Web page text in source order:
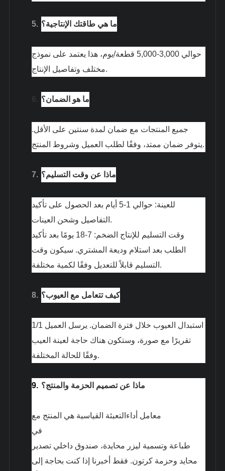
5. ما هي طاقتك الإنتاجية؟
حوالي 3,000-5,000 قطعة/يوم، هذا يعتمد على نموذج
مختلف وتفاصيل الإنتاج.
ما هو الضمان؟
جميع المنتجات مع ضمان لمدة سنتين على الأقل.
يتوفر ضمان ممتد، وفقًا لطلب العميل وشروط المنتج.
7. ماذا عن وقت التسليم؟
للعينة: حوالي 1-5 أيام بعد الحصول على تأكيد
التفاصيل وشحن العينات.
وقت التسليم للإنتاج الضخم: 7-18 يومًا بعد تأكيد
الطلب بعد استلام وديعة المشتري. سيكون وقت
التسليم قابلاً للتعديل وفقًا لكمية مختلفة.
8. كيف تتعامل مع العيوب؟
1/1 استبدال العيوب خلال فترة الضمان. يرسل العميل
تقريرًا مع صورة، وستكون هناك حاجة لعينة العيب
وفقًا للحالة المختلفة.
9. ماذا عن تصميم الحزمة والمنتج؟
التعبئة القياسية هي المنتج مع أداء معامل
في
طباعة وتسمية ليزر محايدة، صندوق داخلي تصدير
محايد وحزمة كرتون. فقط أخبرنا إذا كنت بحاجة إلى